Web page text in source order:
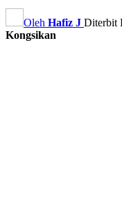
Oleh Hafiz J Diterbit
Kongsikan